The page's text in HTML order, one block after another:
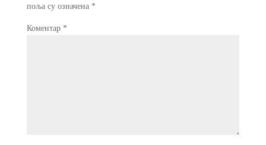
поља су означена *
Коментар *